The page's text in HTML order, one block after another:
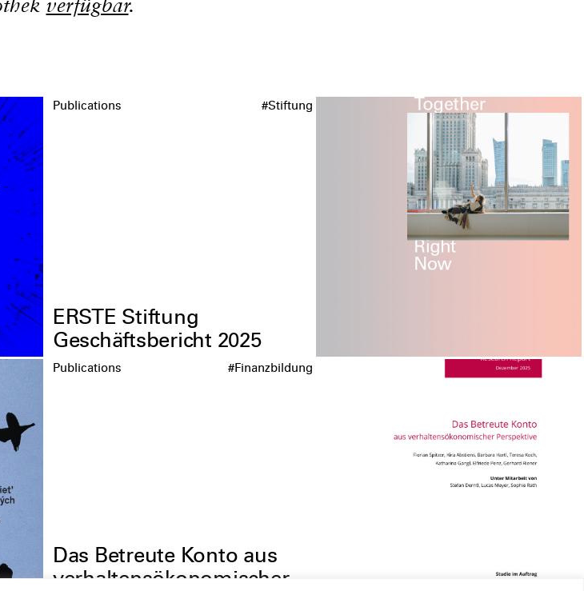
Publications #Stiftung
ERSTE Stiftung
Geschäftsbericht 2025
Publications #Finanzbildung
Das Betreute Konto aus
verhaltensökonomischer